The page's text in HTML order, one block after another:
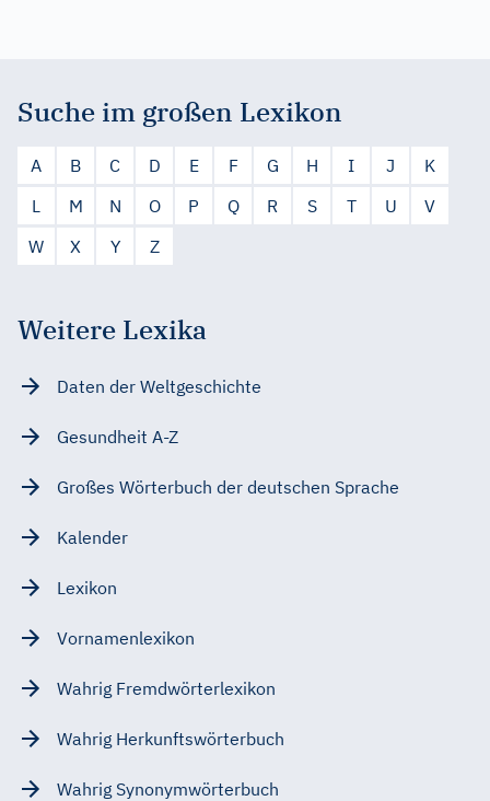
Suche im großen Lexikon
A B C D E F G H I J
K
L
M N O P Q R S T U
V
W
X Y Z
Weitere Lexika
Daten der Weltgeschichte
Gesundheit A-Z
Großes Wörterbuch der deutschen Sprache
Kalender
Lexikon
Vornamenlexikon
Wahrig Fremdwörterlexikon
Wahrig Herkunftswörterbuch
Wahrig Synonymwörterbuch